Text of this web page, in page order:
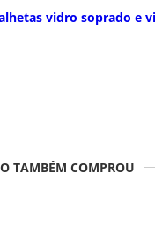
vidro soprado e
TAMBÉM COMPROU